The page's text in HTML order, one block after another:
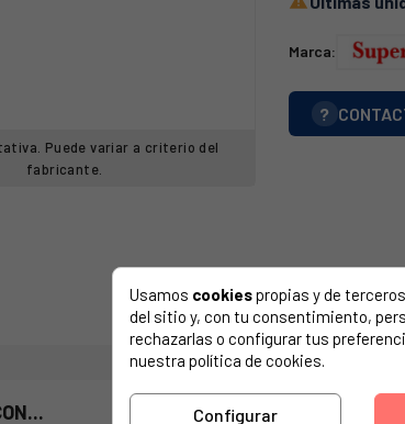
Puede variar a criterio del
fabricante.
Marca:
?
Usamos cookiespropias y de
del sitio y, con tu consentimiento,
rechazarlas o configurar tus
nuestra política de cookies.
Configurar